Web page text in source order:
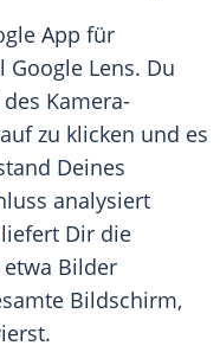
App für
Google Lens. Du
Kamera-
zu klicken und es
Deines
analysiert
Dir die
Bilder
Bildschirm,